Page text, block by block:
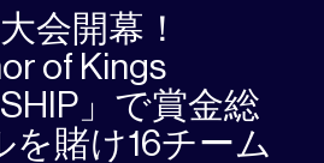
会開幕！
of Kings
」で賞金総
を賭け16チーム